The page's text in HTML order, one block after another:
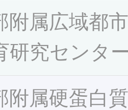
附属広域都
研究センタ
附属硬蛋白